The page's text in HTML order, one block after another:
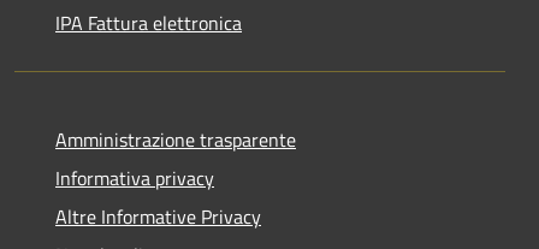
IPA Fattura elettronica
Amministrazione trasparente
Informativa privacy
Altre Informative Privacy